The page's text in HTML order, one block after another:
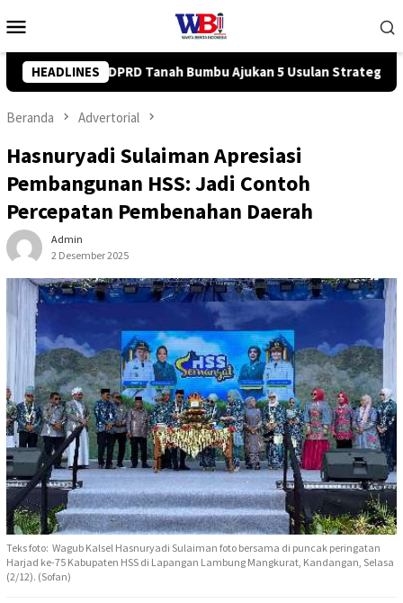
ke
Mobile
HEADLINES
Usulan Strategis ke BPJN Tingkatkan Kompetensi
Beranda Advertorial
Hasnuryadi Sulaiman Apresiasi
Pembangunan HSS: Jadi Contoh
Percepatan Pembenahan Daerah
Admin
2 Desember 2025
Teks foto: Wagub Kalsel Hasnuryadi Sulaiman foto bersama di puncak peringatan
Harjad ke-75 Kabupaten HSS di Lapangan Lambung Mangkurat, Kandangan, Selasa
(2/12). (Sofan)